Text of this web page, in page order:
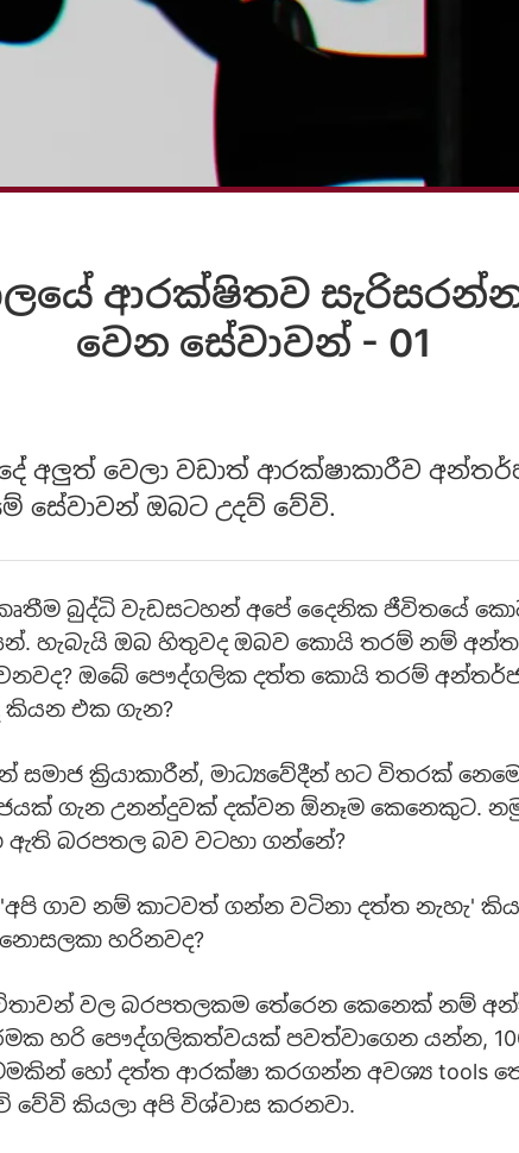
ආරක්ෂිතව
වෙන සේවාවන් - 01
අලුත් වෙලා වඩාත් ආරක්ෂාකාරීව
සේවාවන් ඔබට උදව් වේවි.
බුද්ධි වැඩසටහන් අපේ දෛනික ජීවිතයේ
හැබැයි ඔබ හිතුවද ඔබව කොයි තරම් නම්
ඔබේ පෞද්ගලික දත්ත කොයි තරම්
කියන එක ගැන?
සමාජ ක්‍රියාකාරීන්, මාධ්‍යවේදීන් හට විතරක්
ගැන උනන්දුවක් දක්වන ඕනෑම කෙනෙකුට.
ඇති බරපතල බව වටහා ගන්නේ?
ගාව නම් කාටවත් ගන්න වටිනා දත්ත නැහැ'
හරිනවද?
වල බරපතලකම තේරෙන කෙනෙක් නම්
හරි පෞද්ගලිකත්වයක් පවත්වාගෙන යන්න,
හෝ දත්ත ආරක්ෂා කරගන්න අවශ්‍ය tools
වේවි කියලා අපි විශ්වාස කරනවා.